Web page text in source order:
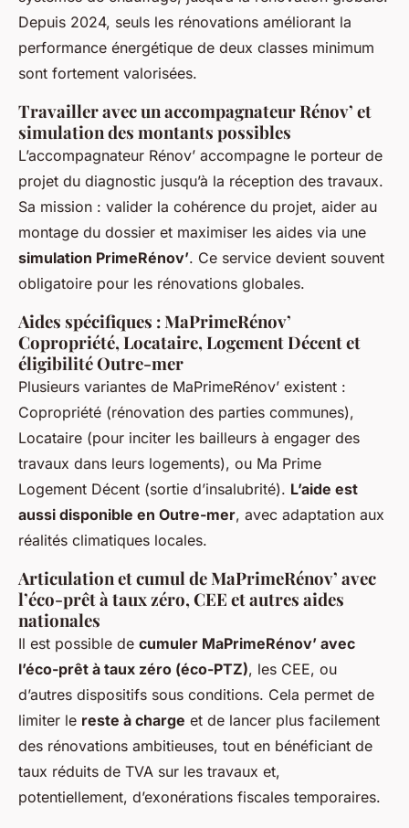
Depuis 2024, seuls les rénovations améliorant la
performance énergétique de deux classes minimum
sont fortement valorisées.
Travailler avec un accompagnateur Rénov’ et
simulation des montants possibles
L’accompagnateur Rénov’ accompagne le porteur de
projet du diagnostic jusqu’à la réception des travaux.
Sa mission : valider la cohérence du projet, aider au
montage du dossier et maximiser les aides via une
simulation PrimeRénov’. Ce service devient souvent
obligatoire pour les rénovations globales.
Aides spécifiques : MaPrimeRénov’
Copropriété, Locataire, Logement Décent et
éligibilité Outre-mer
Plusieurs variantes de MaPrimeRénov’ existent :
Copropriété (rénovation des parties communes),
Locataire (pour inciter les bailleurs à engager des
travaux dans leurs logements), ou Ma Prime
Logement Décent (sortie d’insalubrité). L’aide est
aussi disponible en Outre-mer, avec adaptation aux
réalités climatiques locales.
Articulation et cumul de MaPrimeRénov’ avec
l’éco-prêt à taux zéro, CEE et autres aides
nationales
Il est possible de cumuler MaPrimeRénov’ avec
l’éco-prêt à taux zéro (éco-PTZ), les CEE, ou
d’autres dispositifs sous conditions. Cela permet de
limiter le reste à charge et de lancer plus facilement
des rénovations ambitieuses, tout en bénéficiant de
taux réduits de TVA sur les travaux et,
potentiellement, d’exonérations fiscales temporaires.